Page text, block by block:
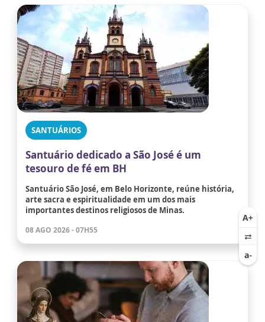
SANTUÁRIOS
Santuário dedicado a São José é um
tesouro de fé em BH
Santuário São José, em Belo Horizonte, reúne história,
arte sacra e espiritualidade em um dos mais
importantes destinos religiosos de Minas.
08 AGO 2026 - 07H55